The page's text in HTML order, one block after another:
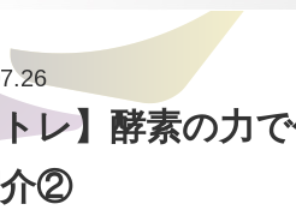
レ】酵素の力
介②